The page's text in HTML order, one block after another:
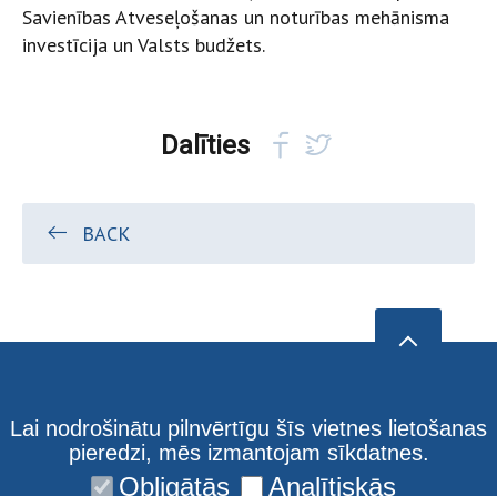
Savienības Atveseļošanas un noturības mehānisma
investīcija un Valsts budžets.
Dalīties
BACK
Lai nodrošinātu pilnvērtīgu šīs vietnes lietošanas
pieredzi, mēs izmantojam sīkdatnes.
Obligātās Analītiskās